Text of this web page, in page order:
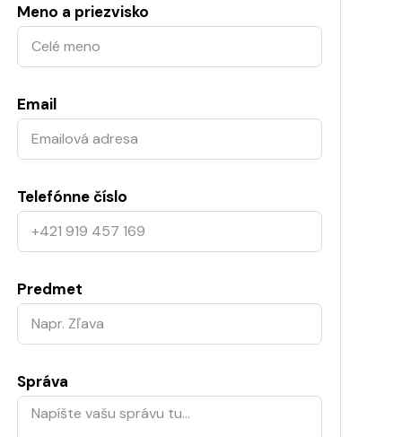
Meno a priezvisko
Email
Telefónne číslo
Predmet
Správa